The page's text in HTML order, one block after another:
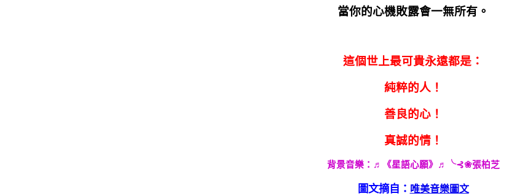
當你的心機敗露會一無所有。
這個世上最可貴永遠都是：
純粹的人！
善良的心！
真誠的情！
背景音樂： ♬ 《星語心願》 ♬ ╰⊰❀張柏芝
圖文摘自： 唯美音樂圖文